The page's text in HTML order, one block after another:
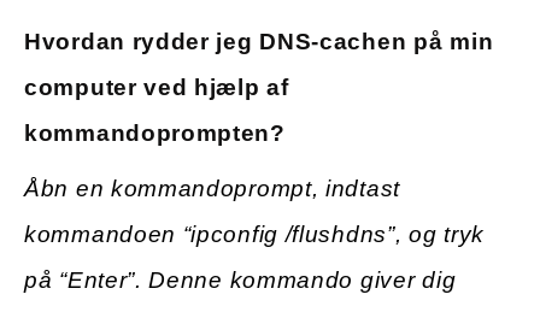
Hvordan rydder jeg DNS-cachen på min
computer ved hjælp af
kommandoprompten?
Åbn en kommandoprompt, indtast
kommandoen “ipconfig /flushdns”, og tryk
på “Enter”. Denne kommando giver dig